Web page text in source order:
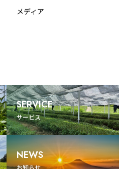
メディア
SERVICE
サービス
NEWS